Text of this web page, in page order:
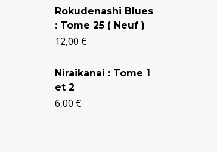
Rokudenashi Blues
: Tome 25 ( Neuf )
12,00 €
Niraikanai : Tome 1
et 2
6,00 €